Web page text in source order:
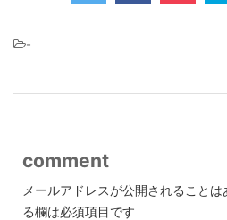
-
comment
メールアドレスが公開されることは
る欄は必須項目です